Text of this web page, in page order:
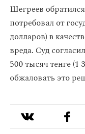
Шегреев
потребовал от
долларов) в
вреда. Суд
500 тысяч тенге
обжаловать это